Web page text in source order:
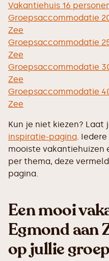
Vakantiehuis 16
Groepsaccommodatie
Zee
Groepsaccommodatie
Zee
Groepsaccommodatie
Zee
Groepsaccommodatie
Zee
Kun je niet kiezen? Laat
inspiratie-pagina.
mooiste vakantiehuizen
per thema, deze
pagina.
Een mooi
Egmond aan
op jullie groep